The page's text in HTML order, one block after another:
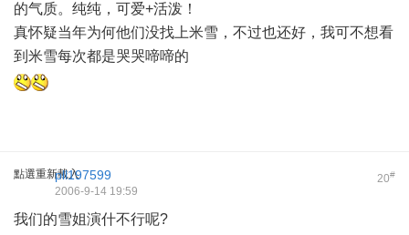
的气质。纯纯，可爱+活泼！
真怀疑当年为何他们没找上米雪，不过也还好，我可不想看
到米雪每次都是哭哭啼啼的
點選重新載入 20#
pll197599
2006-9-14 19:59
我们的雪姐演什不行呢?